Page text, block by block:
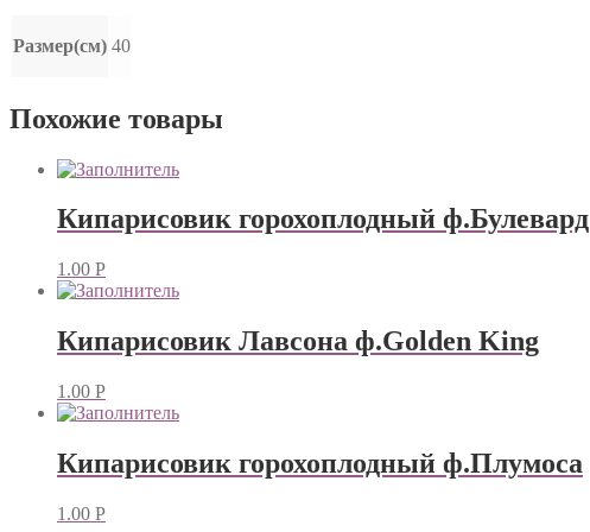
Размер(см) 40
Похожие товары
Кипарисовик горохоплодный ф.Булевард
1.00 Р
Кипарисовик Лавсона ф.Golden King
1.00 Р
Кипарисовик горохоплодный ф.Плумоса
1.00 Р